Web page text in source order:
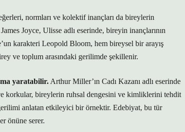
normları ve kolektif inançları da bireylerin
Joyce, Ulisse adlı eserinde, bireyin inançlarının
karakteri Leopold Bloom, hem bireysel bir arayış
ve toplum arasındaki gerilimde şekillenir.
yaratabilir. Arthur Miller’ın Cadı Kazanı adlı eserinde
korkular, bireylerin ruhsal dengesini ve kimliklerini tehdit
anlatan etkileyici bir örnektir. Edebiyat, bu tür
önüne serer.